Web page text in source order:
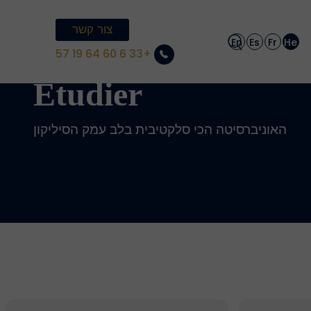
He
Fr
Es
En
צור קשר
+33 6 60 64 19 57
Étudier
האוניברסיטה הכי סלקטיבית בלב עמק הסיליקון